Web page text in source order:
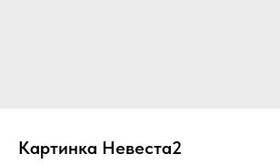
Картинка Невеста2